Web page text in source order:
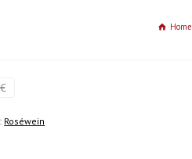
Home
Roséwein